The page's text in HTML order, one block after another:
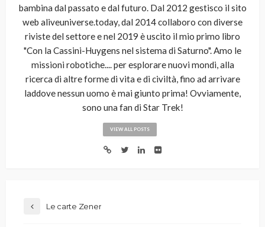
bambina dal passato e dal futuro. Dal 2012 gestisco il sito
web aliveuniverse.today, dal 2014 collaboro con diverse
riviste del settore e nel 2019 è uscito il mio primo libro
"Con la Cassini-Huygens nel sistema di Saturno". Amo le
missioni robotiche.... per esplorare nuovi mondi, alla
ricerca di altre forme di vita e di civiltà, fino ad arrivare
laddove nessun uomo è mai giunto prima! Ovviamente,
sono una fan di Star Trek!
VIEW ALL POSTS
Le carte Zener